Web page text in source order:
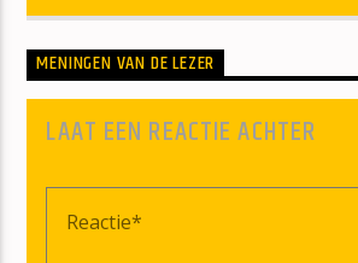
MENINGEN VAN DE LEZER
LAAT EEN REACTIE ACHTER